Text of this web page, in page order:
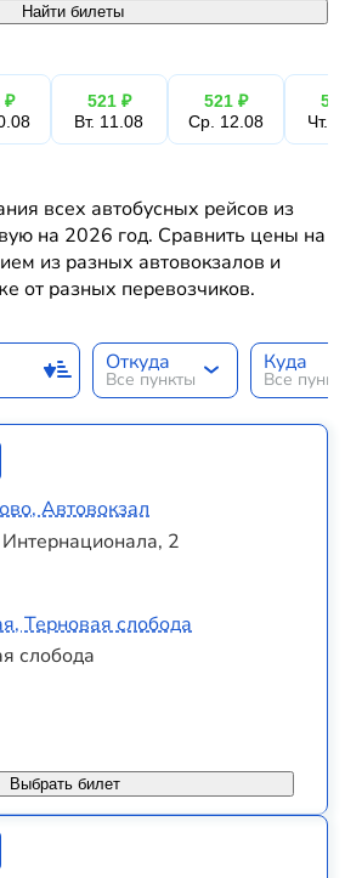
Найти билеты
₽
521 ₽
Вт. 11.08
521 ₽
Ср. 12.08
Чт.
всех автобусных рейсов из
на 2026 год. Сравнить цены на
из разных автовокзалов и
от разных перевозчиков.
Откуда
Все пункты
Куда
Все
Автовокзал
2
Терновая слобода
слобода
Выбрать билет